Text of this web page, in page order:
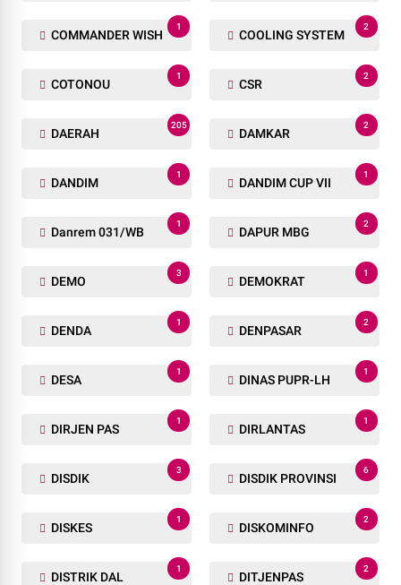
COMMANDER WISH
1
COOLING SYSTEM
2
COTONOU
1
CSR
2
DAERAH
205
DAMKAR
2
DANDIM
1
DANDIM CUP VII
1
Danrem 031/WB
1
DAPUR MBG
2
DEMO
3
DEMOKRAT
1
DENDA
1
DENPASAR
2
DESA
1
DINAS PUPR-LH
1
DIRJEN PAS
1
DIRLANTAS
1
DISDIK
3
DISDIK PROVINSI
6
DISKES
1
DISKOMINFO
2
DISTRIK DAL
1
DITJENPAS
2